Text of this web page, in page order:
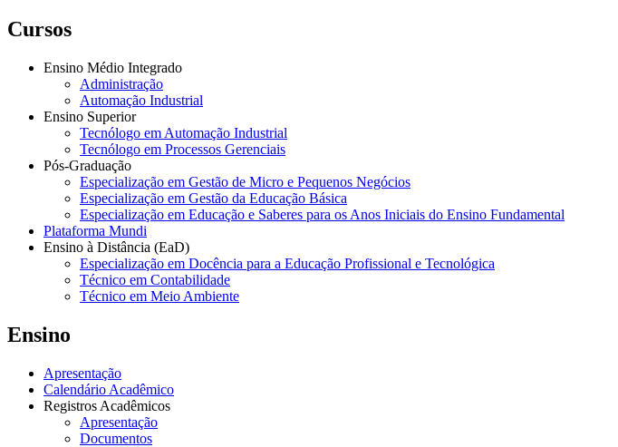
Cursos
Ensino Médio Integrado
Administração
Automação Industrial
Ensino Superior
Tecnólogo em Automação Industrial
Tecnólogo em Processos Gerenciais
Pós-Graduação
Especialização em Gestão de Micro e Pequenos Negócios
Especialização em Gestão da Educação Básica
Especialização em Educação e Saberes para os Anos Iniciais do Ensino Fundamental
Plataforma Mundi
Ensino à Distância (EaD)
Especialização em Docência para a Educação Profissional e Tecnológica
Técnico em Contabilidade
Técnico em Meio Ambiente
Ensino
Apresentação
Calendário Acadêmico
Registros Acadêmicos
Apresentação
Documentos